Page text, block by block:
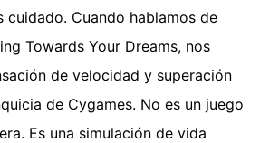
cuidado. Cuando hablamos de
Towards Your Dreams, nos
de velocidad y superación
de Cygames. No es un juego
Es una simulación de vida